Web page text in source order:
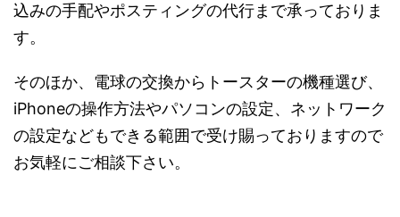
込みの手配やポスティングの代行まで承っておりま
す。
そのほか、電球の交換からトースターの機種選び、
iPhoneの操作方法やパソコンの設定、ネットワーク
の設定などもできる範囲で受け賜っておりますので
お気軽にご相談下さい。